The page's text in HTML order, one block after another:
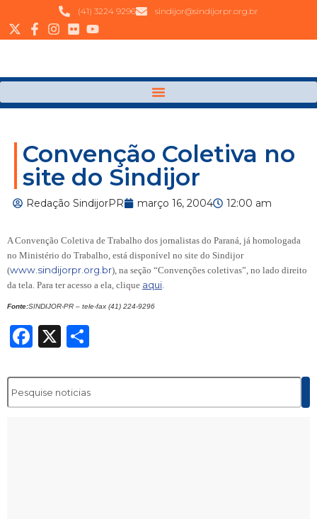
(41) 3224 9296 sindijor@sindijorpr.org.br
Convenção Coletiva no
site do Sindijor
Redação SindijorPR março 16, 2004 12:00 am
A Convenção Coletiva de Trabalho dos jornalistas do Paraná, já homologada
no Ministério do Trabalho, está disponível no site do Sindijor
(www.sindijorpr.org.br), na seção “Convenções coletivas”, no lado direito
da tela. Para ter acesso a ela, clique aqui
Fonte:SINDIJOR-PR – tele-fax (41) 224-9296
Facebook
X